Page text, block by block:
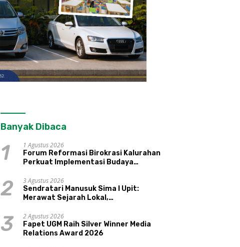
Semanis Madu
Condongcatur
Ketepatan Sasaran Bansos,
Banyak Dibaca
1
1 Agustus 2026
Forum Reformasi Birokrasi Kalurahan
Perkuat Implementasi Budaya
Kepamongan DIY
2
3 Agustus 2026
Sendratari Manusuk Sima I Upit:
Merawat Sejarah Lokal,
Pariwisata, dan Ekologi Klaten
3
2 Agustus 2026
Fapet UGM Raih Silver Winner Media
Relations Award 2026